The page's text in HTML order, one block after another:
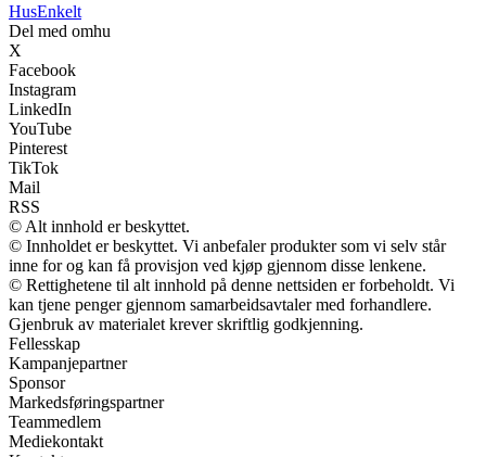
HusEnkelt
Del med omhu
X
Facebook
Instagram
LinkedIn
YouTube
Pinterest
TikTok
Mail
RSS
© Alt innhold er beskyttet.
© Innholdet er beskyttet. Vi anbefaler produkter som vi selv står
inne for og kan få provisjon ved kjøp gjennom disse lenkene.
© Rettighetene til alt innhold på denne nettsiden er forbeholdt. Vi
kan tjene penger gjennom samarbeidsavtaler med forhandlere.
Gjenbruk av materialet krever skriftlig godkjenning.
Fellesskap
Kampanjepartner
Sponsor
Markedsføringspartner
Teammedlem
Mediekontakt